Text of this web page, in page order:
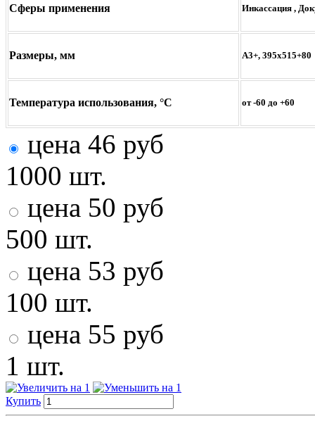
Сферы применения Инкассация ,
Размеры, мм А3+, 395х515+80
Температура использования, °С от -60 до +60
цена 46 руб
1000 шт.
цена 50 руб
500 шт.
цена 53 руб
100 шт.
цена 55 руб
1 шт.
Купить